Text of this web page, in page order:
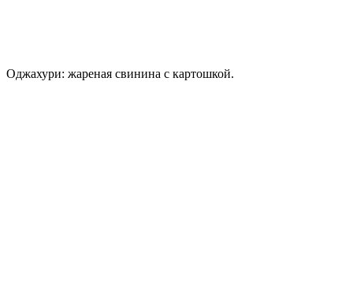
Оджахури: жареная свинина с картошкой.